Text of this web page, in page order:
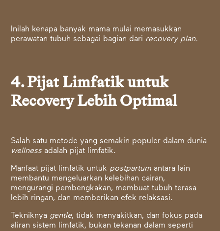
Inilah kenapa banyak mama mulai memasukkan
perawatan tubuh sebagai bagian dari recovery plan.
4. Pijat Limfatik untuk
Recovery Lebih Optimal
Salah satu metode yang semakin populer dalam dunia
wellness adalah pijat limfatik.
Manfaat pijat limfatik untuk postpartum antara lain
membantu mengeluarkan kelebihan cairan,
mengurangi pembengkakan, membuat tubuh terasa
lebih ringan, dan memberikan efek relaksasi.
Tekniknya gentle, tidak menyakitkan, dan fokus pada
aliran sistem limfatik, bukan tekanan dalam seperti